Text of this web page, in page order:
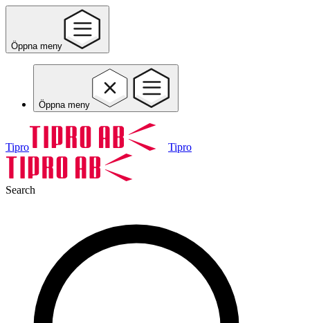
Öppna meny
Öppna meny
Tipro Tipro
Search